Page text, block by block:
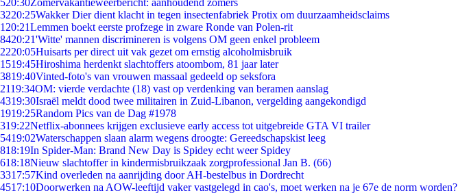
520:30Zomervakantieweerbericht: aanhoudend zomers
3220:25Wakker Dier dient klacht in tegen insectenfabriek Protix om duurzaamheidsclaims
1 20:21Lemmen boekt eerste profzege in zware Ronde van Polen-rit
8420:21'Witte' mannen discrimineren is volgens OM geen enkel probleem
2220:05Huisarts per direct uit vak gezet om ernstig alcoholmisbruik
1519:45Hiroshima herdenkt slachtoffers atoombom, 81 jaar later
3819:40Vinted-foto's van vrouwen massaal gedeeld op seksfora
2119:34OM: vierde verdachte (18) vast op verdenking van beramen aanslag
4319:30Israël meldt dood twee militairen in Zuid-Libanon, vergelding aangekondigd
1919:25Random Pics van de Dag #1978
319:22Netflix-abonnees krijgen exclusieve early access tot uitgebreide GTA VI trailer
5419:02Waterschappen slaan alarm wegens droogte: Gereedschapskist leeg
818:19In Spider-Man: Brand New Day is Spidey echt weer Spidey
618:18Nieuw slachtoffer in kindermisbruikzaak zorgprofessional Jan B. (66)
3317:57Kind overleden na aanrijding door AH-bestelbus in Dordrecht
4517:10Doorwerken na AOW-leeftijd vaker vastgelegd in cao's, moet werken na je 67e de norm worden?